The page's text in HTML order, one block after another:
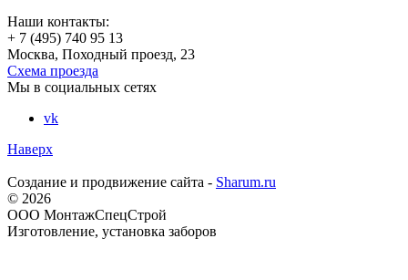
Наши контакты:
+ 7 (495) 740 95 13
Москва, Походный проезд, 23
Схема проезда
Мы в социальных сетях
vk
Наверх
Создание и продвижение сайта - Sharum.ru
© 2026
ООО МонтажСпецСтрой
Изготовление, установка заборов